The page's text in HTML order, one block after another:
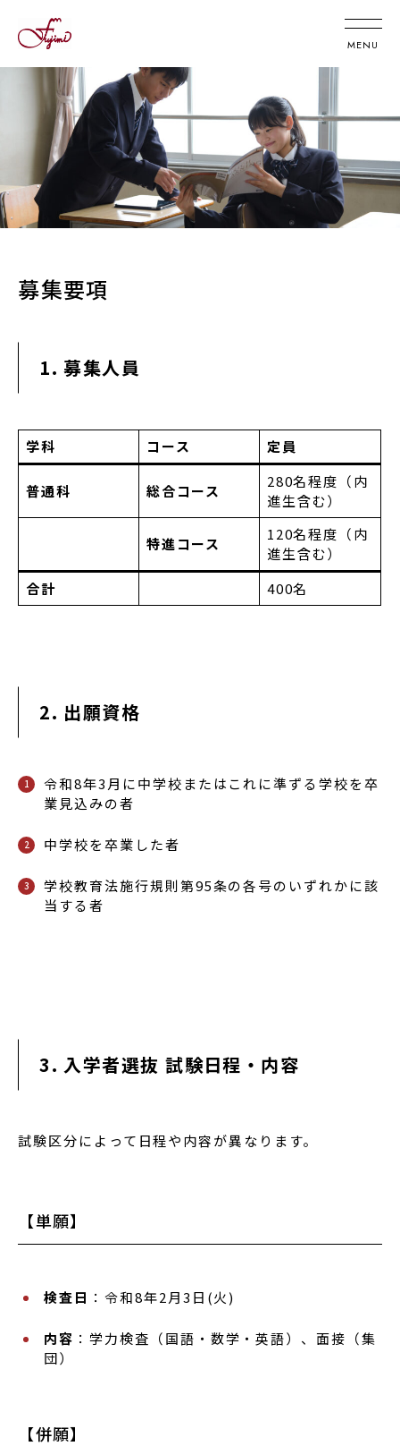
募集要項
1. 募集人員
学科 コース 定員
普通科 総合コース
280名程度（内
進生含む）
特進コース
120名程度（内
進生含む）
合計
400名
2. 出願資格
令和8年3月に中学校またはこれに準ずる学校を卒
業見込みの者
中学校を卒業した者
学校教育法施行規則第95条の各号のいずれかに該
当する者
3. 入学者選抜 試験日程・内容
試験区分によって日程や内容が異なります。
【単願】
検査日 ：令和8年2月3日(火)
内容 ：学力検査（国語・数学・英語）、面接（集
団）
【併願】